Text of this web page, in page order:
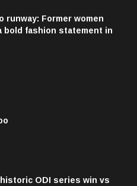
runway: Former women
bold fashion statement in
ODI series win vs